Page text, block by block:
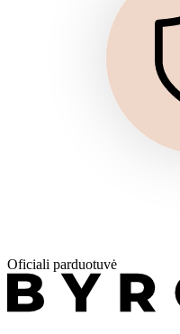
Oficiali parduotuvė